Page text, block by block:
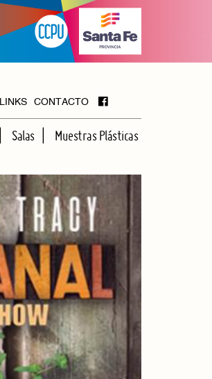
LINKS CONTACTO
Salas Muestras Plásticas